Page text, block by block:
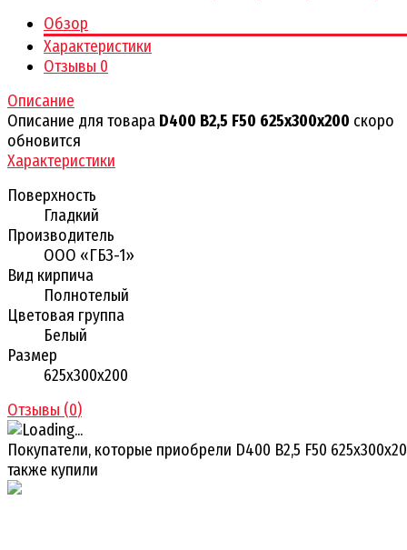
Обзор
Характеристики
Отзывы 0
Описание
Описание для товара D400 B2,5 F50 625x300x200 скоро
обновится
Характеристики
Поверхность
Гладкий
Производитель
ООО «ГБЗ-1»
Вид кирпича
Полнотелый
Цветовая группа
Белый
Размер
625х300х200
Отзывы (0)
Покупатели, которые приобрели D400 B2,5 F50
также купили